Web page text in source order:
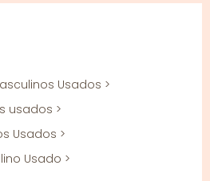
Usados ​​>
usados ​​>
Usados ​​>
Usado >